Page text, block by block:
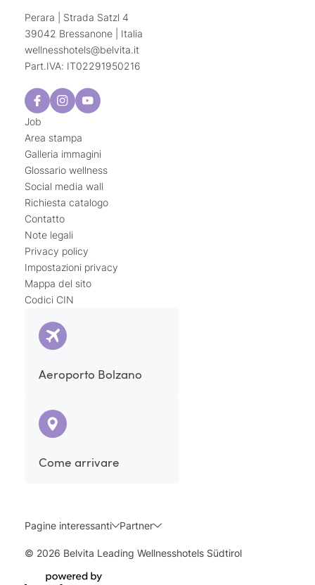
Perara | Strada Satzl 4
39042 Bressanone | Italia
wellnesshotels@belvita.it
Part.IVA: IT02291950216
Job
Area stampa
Galleria immagini
Glossario wellness
Social media wall
Richiesta catalogo
Contatto
Note legali
Privacy policy
Impostazioni privacy
Mappa del sito
Codici CIN
Aeroporto Bolzano
Come arrivare
Pagine interessanti Partner
© 2026 Belvita Leading Wellnesshotels Südtirol